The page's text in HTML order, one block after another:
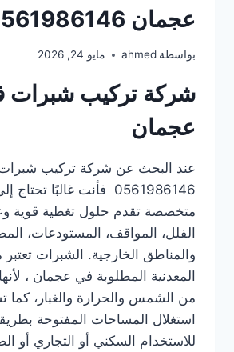
عجمان 0561986146
بواسطة ahmed مايو 24, 2026
شركة تركيب شبرات
عجمان
عند البحث عن شركة تركيب
0561986146 فأنت غالبًا
متخصصة تقدم حلول تغطية قوية
الفلل، المواقف، المستودعات،
والمناطق الخارجية. الشبرات
المعدنية المطلوبة في عجمان ،
من الشمس والحرارة والغبار، كما
استغلال المساحات المفتوحة
للاستخدام السكني أو التجاري أو